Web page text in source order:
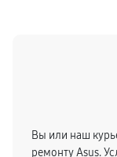
Вы или наш
ремонту Asus.